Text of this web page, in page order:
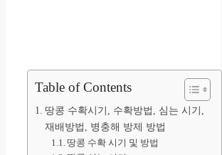
Table of Contents
땅콩 수확시기, 수확방법, 심는 시기,
재배방법, 병충해 방제 방법
땅콩 수확 시기 및 방법